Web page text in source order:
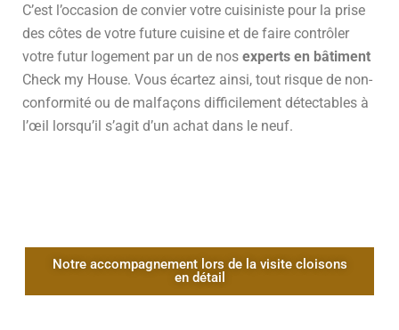
C’est l’occasion de convier votre cuisiniste pour la prise
des côtes de votre future cuisine et de faire contrôler
votre futur logement par un de nos experts en bâtiment
Check my House. Vous écartez ainsi, tout risque de non-
conformité ou de malfaçons difficilement détectables à
l’œil lorsqu’il s’agit d’un achat dans le neuf.
Notre accompagnement lors de la visite cloisons
en détail